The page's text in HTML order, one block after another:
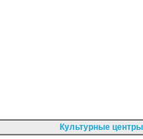
Культурные